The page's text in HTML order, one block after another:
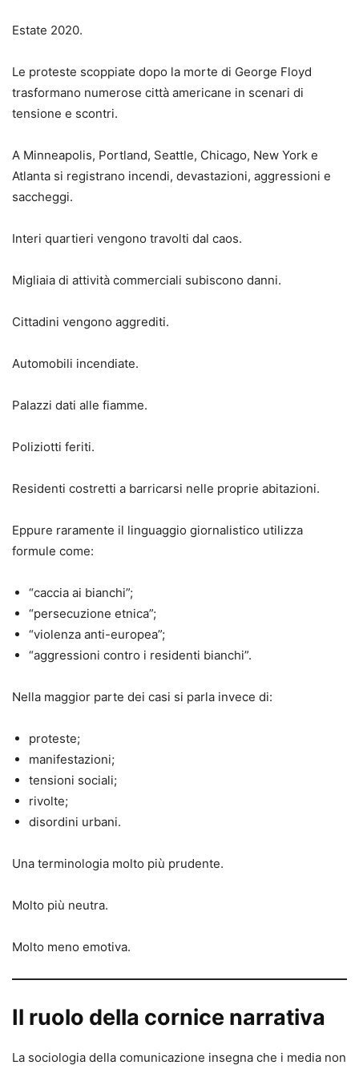
Estate 2020.
Le proteste scoppiate dopo la morte di George Floyd
trasformano numerose città americane in scenari di
tensione e scontri.
A Minneapolis, Portland, Seattle, Chicago, New York e
Atlanta si registrano incendi, devastazioni, aggressioni e
saccheggi.
Interi quartieri vengono travolti dal caos.
Migliaia di attività commerciali subiscono danni.
Cittadini vengono aggrediti.
Automobili incendiate.
Palazzi dati alle fiamme.
Poliziotti feriti.
Residenti costretti a barricarsi nelle proprie abitazioni.
Eppure raramente il linguaggio giornalistico utilizza
formule come:
“caccia ai bianchi”;
“persecuzione etnica”;
“violenza anti-europea”;
“aggressioni contro i residenti bianchi”.
Nella maggior parte dei casi si parla invece di:
proteste;
manifestazioni;
tensioni sociali;
rivolte;
disordini urbani.
Una terminologia molto più prudente.
Molto più neutra.
Molto meno emotiva.
Il ruolo della cornice narrativa
La sociologia della comunicazione insegna che i media non